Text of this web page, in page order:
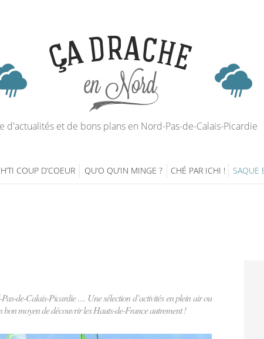
d'actualités et de bons plans en Nord-Pas-de-Calais-Picardie
COUP D’COEUR QU’O QU’IN MINGE ? CHÉ PAR ICHI ! SAQUE
de-Calais-Picardie … Une sélection d’activités en plein air ou
moyen de découvrir les Hauts-de-France autrement !